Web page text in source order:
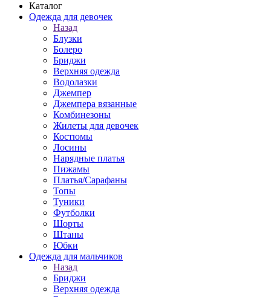
Каталог
Одежда для девочек
Назад
Блузки
Болеро
Бриджи
Верхняя одежда
Водолазки
Джемпер
Джемпера вязанные
Комбинезоны
Жилеты для девочек
Костюмы
Лосины
Нарядные платья
Пижамы
Платья/Сарафаны
Топы
Туники
Футболки
Шорты
Штаны
Юбки
Одежда для мальчиков
Назад
Бриджи
Верхняя одежда